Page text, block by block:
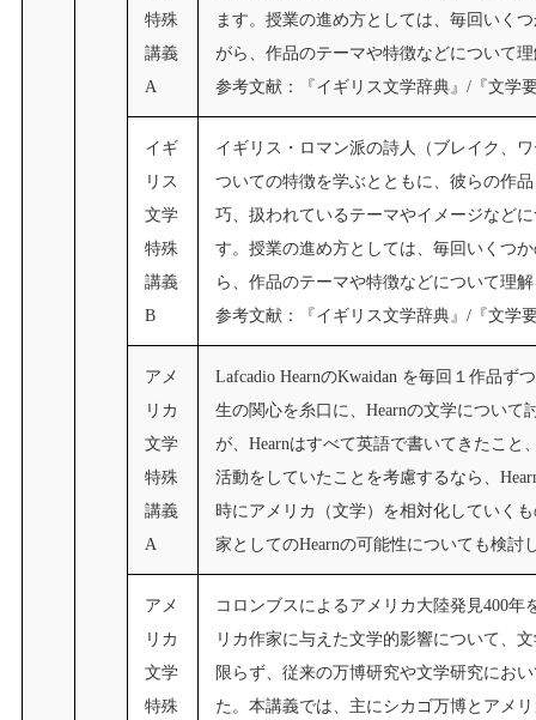
特殊
講義
A
ます。授業の進め方としては、毎回いく
がら、作品のテーマや特徴などについて
参考文献：『イギリス文学辞典』/『文学
イギ
リス
文学
特殊
講義
B
イギリス・ロマン派の詩人（ブレイク、
ついての特徴を学ぶとともに、彼らの作
巧、扱われているテーマやイメージなど
す。授業の進め方としては、毎回いくつ
ら、作品のテーマや特徴などについて理
参考文献：『イギリス文学辞典』/『文学
アメ
リカ
文学
特殊
講義
A
Lafcadio HearnのKwaidan を毎回１作品
生の関心を糸口に、Hearnの文学について
が、Hearnはすべて英語で書いてきたこ
活動をしていたことを考慮するなら、
時にアメリカ（文学）を相対化していく
家としてのHearnの可能性についても検討
アメ
リカ
文学
特殊
コロンブスによるアメリカ大陸発見400
リカ作家に与えた文学的影響について、
限らず、従来の万博研究や文学研究にお
た。本講義では、主にシカゴ万博とアメ